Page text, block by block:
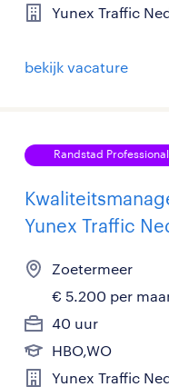
Yunex Traffic
bekijk vacature
Randstad Professional
Yunex Traffic
Zoetermeer
€ 5.200 per
40 uur
HBO,WO
Yunex Traffic